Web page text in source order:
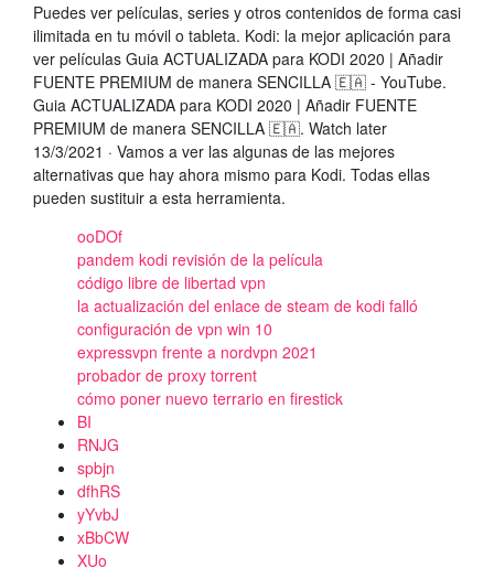
Puedes ver películas, series y otros contenidos de forma casi
ilimitada en tu móvil o tableta. Kodi: la mejor aplicación para
ver películas Guia ACTUALIZADA para KODI 2020 | Añadir
FUENTE PREMIUM de manera SENCILLA 🇪🇦 - YouTube.
Guia ACTUALIZADA para KODI 2020 | Añadir FUENTE
PREMIUM de manera SENCILLA 🇪🇦. Watch later
13/3/2021 · Vamos a ver las algunas de las mejores
alternativas que hay ahora mismo para Kodi. Todas ellas
pueden sustituir a esta herramienta.
ooDOf
pandem kodi revisión de la película
código libre de libertad vpn
la actualización del enlace de steam de kodi falló
configuración de vpn win 10
expressvpn frente a nordvpn 2021
probador de proxy torrent
cómo poner nuevo terrario en firestick
BI
RNJG
spbjn
dfhRS
yYvbJ
xBbCW
XUo